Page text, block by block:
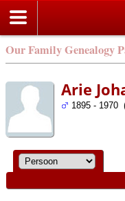
Our Family Genealogy
Arie
1895 - 1970